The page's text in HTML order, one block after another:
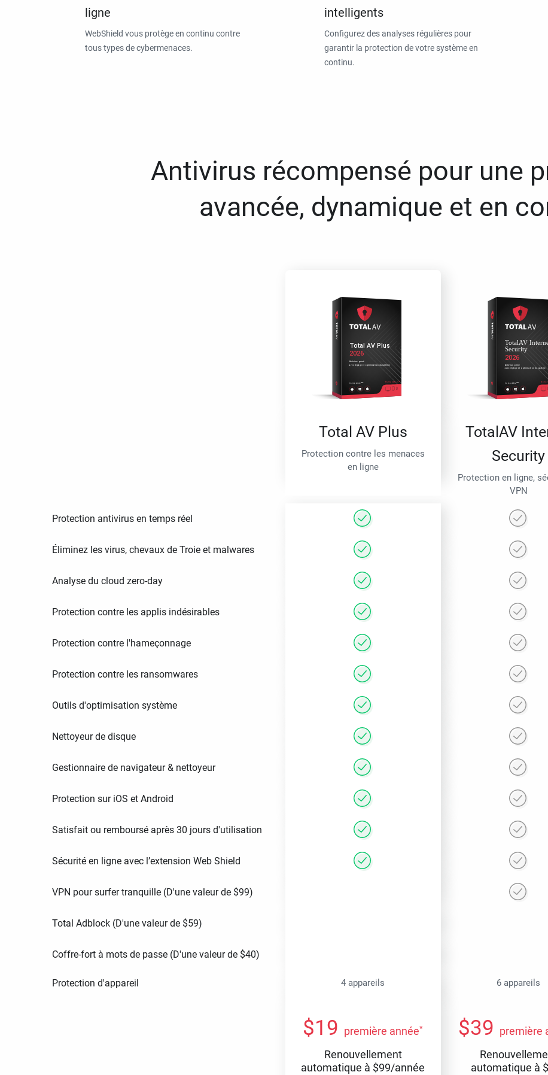
ligne
WebShield vous protège en continu contre
tous types de cybermenaces.
intelligents
Configurez des analyses régulières pour
garantir la protection de votre système en
continu.
Antivirus récompensé pour une
avancée, dynamique et en
Total AV Plus
Protection contre les menaces
en ligne
TotalAV
Security
Protection en ligne,
VPN
Protection antivirus en temps réel
Éliminez les virus, chevaux de Troie et malwares
Analyse du cloud zero-day
Protection contre les applis indésirables
Protection contre l'hameçonnage
Protection contre les ransomwares
Outils d'optimisation système
Nettoyeur de disque
Gestionnaire de navigateur & nettoyeur
Protection sur iOS et Android
Satisfait ou remboursé après 30 jours d'utilisation
Sécurité en ligne avec l’extension Web Shield
VPN pour surfer tranquille (D'une valeur de $99)
Total Adblock (D'une valeur de $59)
Coffre-fort à mots de passe (D'une valeur de $40)
Protection d'appareil 4 appareils 6 appareils
$19 première année*
Renouvellement
automatique à $99/année
$39 première
automatique à $